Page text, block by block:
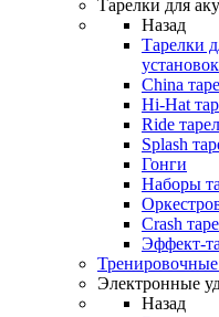
Тарелки для
Назад
Тарелки
установок
China
Hi-Hat
Ride
Splash
Гонги
Наборы
Сrash
Эффект-
Электронные
Назад